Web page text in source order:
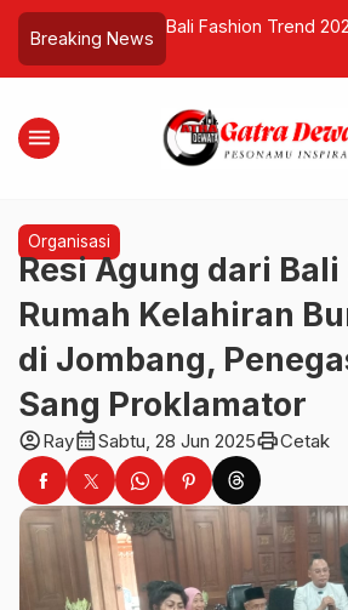
Breaking News
Menjaga
Bali Fashion Trend
Bahasa Global dari
menu
Organisasi
Resi Agung dari
Rumah Kelahiran
di Jombang,
Sang Proklamator
account_circleRaycalendar_monthSabtu, 28 Jun 2025printCetak